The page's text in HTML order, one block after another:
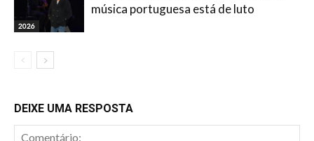
2026
música portuguesa está de luto
DEIXE UMA RESPOSTA